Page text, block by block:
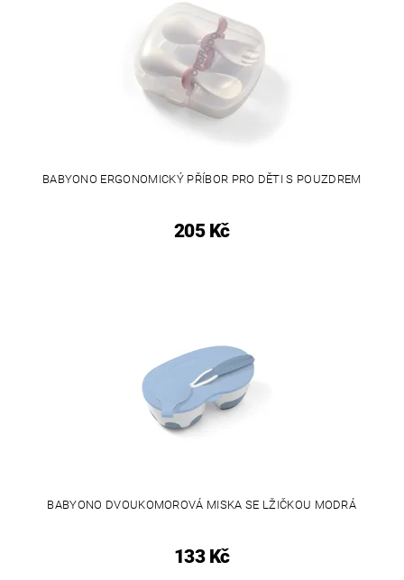
BABYONO ERGONOMICKÝ PŘÍBOR PRO DĚTI S POUZDREM
205 Kč
BABYONO DVOUKOMOROVÁ MISKA SE LŽIČKOU MODRÁ
133 Kč